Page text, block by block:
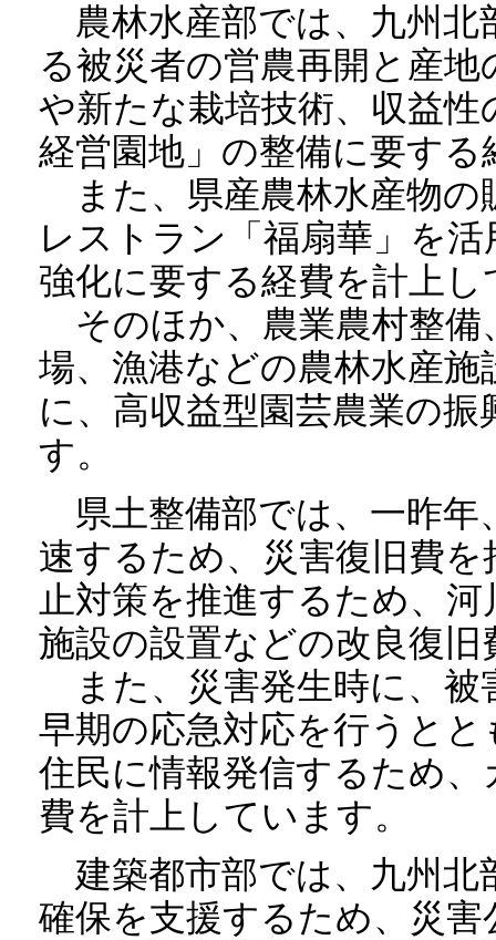
農林水産部では、九州北
る被災者の営農再開と産
や新たな栽培技術、収益
経営園地」の整備に要す
また、県産農林水産物の
レストラン「福扇華」を
強化に要する経費を計上し
そのほか、農業農村整備
場、漁港などの農林水産
に、高収益型園芸農業の
す。
県土整備部では、一昨年
速するため、災害復旧費
止対策を推進するため、
施設の設置などの改良復
また、災害発生時に、被
早期の応急対応を行うと
住民に情報発信するため
費を計上しています。
建築都市部では、九州北
確保を支援するため、災